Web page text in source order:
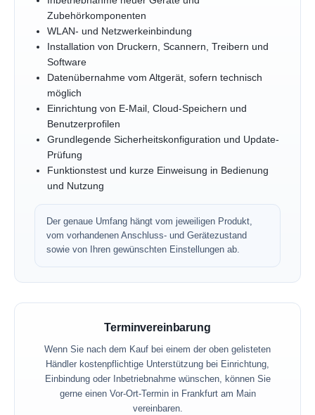
Zubehörkomponenten
WLAN- und Netzwerkeinbindung
Installation von Druckern, Scannern, Treibern und
Software
Datenübernahme vom Altgerät, sofern technisch
möglich
Einrichtung von E-Mail, Cloud-Speichern und
Benutzerprofilen
Grundlegende Sicherheitskonfiguration und Update-
Prüfung
Funktionstest und kurze Einweisung in Bedienung
und Nutzung
Der genaue Umfang hängt vom jeweiligen Produkt,
vom vorhandenen Anschluss- und Gerätezustand
sowie von Ihren gewünschten Einstellungen ab.
Terminvereinbarung
Wenn Sie nach dem Kauf bei einem der oben gelisteten
Händler kostenpflichtige Unterstützung bei Einrichtung,
Einbindung oder Inbetriebnahme wünschen, können Sie
gerne einen Vor-Ort-Termin in Frankfurt am Main
vereinbaren.